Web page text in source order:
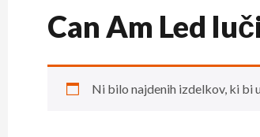
Can Am Led
Ni bilo najdenih izdelkov, ki bi